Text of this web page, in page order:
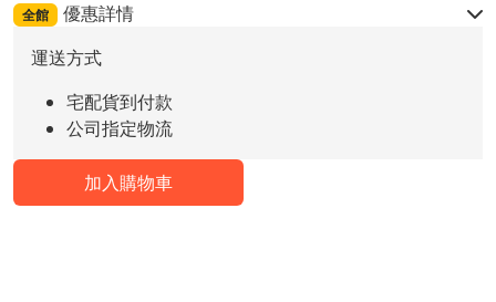
全館
優惠詳情
運送方式
宅配貨到付款
公司指定物流
加入購物車